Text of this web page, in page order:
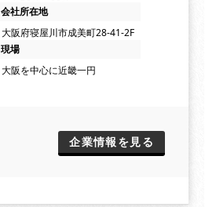
会社所在地
大阪府寝屋川市成美町28-41-2F
現場
大阪を中心に近畿一円
企業情報を見る